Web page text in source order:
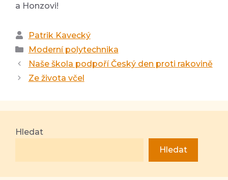
a Honzovi!
Autor
Patrik Kavecký
Rubriky
Moderní polytechnika
Naše škola podpoří Český den proti rakovině
Ze života včel
Hledat
Hledat